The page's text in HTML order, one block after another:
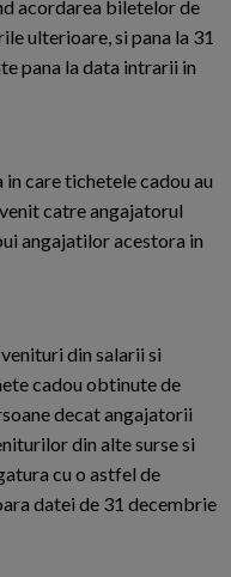
acordarea biletelor de
ulterioare, si pana la 31
pana la data intrarii in
care tichetele cadou au
catre angajatorul
angajatilor acestora in
din salarii si
cadou obtinute de
decat angajatorii
din alte surse si
cu o astfel de
datei de 31 decembrie